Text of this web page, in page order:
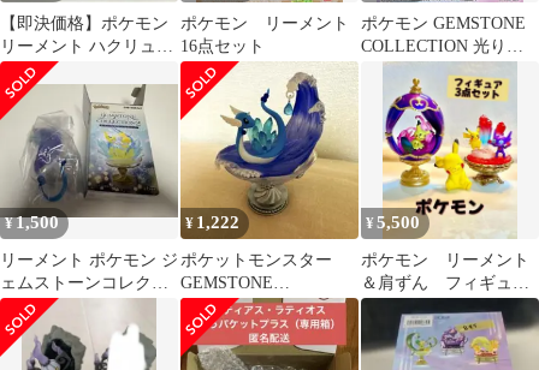
【即決価格】ポケモン
リーメント ハクリュー
ジャローダ ラプラス セ
レビィ
ポケモン リーメント
16点セット
ポケモン GEMSTONE
COLLECTION 光り輝
くしんぴのキセキ
¥1,500
リーメント ポケモン ジ
ェムストーンコレクシ
ョン2 ミニリュウ
¥ 1,222
ポケットモンスター
GEMSTONE
COLLECTION 2
¥5,500
ポケモン リーメント
＆肩ずん フィギュ
ア 3点セット (新品)
公式品切れ商品